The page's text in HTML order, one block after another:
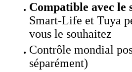
Compatible avec le
Smart-Life et Tuya
vous le souhaitez
Contrôle mondial
séparément)